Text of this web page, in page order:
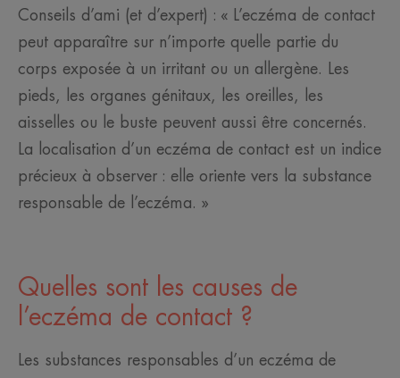
Conseils d’ami (et d’expert) : « L’eczéma de contact
peut apparaître sur n’importe quelle partie du
corps exposée à un irritant ou un allergène. Les
pieds, les organes génitaux, les oreilles, les
aisselles ou le buste peuvent aussi être concernés.
La localisation d’un eczéma de contact est un indice
précieux à observer : elle oriente vers la substance
responsable de l’eczéma. »
Quelles sont les causes de
l’eczéma de contact ?
Les substances responsables d’un eczéma de